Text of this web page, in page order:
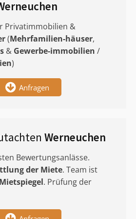
Privatimmobilien &
(Mehrfamilien-häuser,
& Gewerbe-immobilien /
)
Anfragen
Werneuchen
Bewertungsanlässe.
der Miete. Team ist
Mietspiegel. Prüfung der